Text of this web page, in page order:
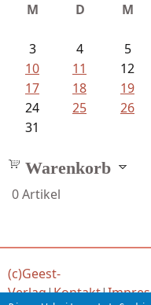
M D M
3
4 5
10
11 12
17
18 19
24
25 26
31
Warenkorb
0Artikel
(c)Geest-
Verlag|Kontakt|